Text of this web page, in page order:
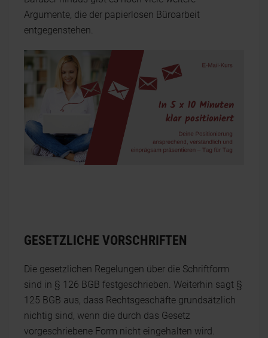
Argumente, die der papierlosen Büroarbeit
entgegenstehen.
GESETZLICHE VORSCHRIFTEN
Die gesetzlichen Regelungen über die Schriftform
sind in § 126 BGB festgeschrieben. Weiterhin sagt §
125 BGB aus, dass Rechtsgeschäfte grundsätzlich
nichtig sind, wenn die durch das Gesetz
vorgeschriebene Form nicht eingehalten wird.